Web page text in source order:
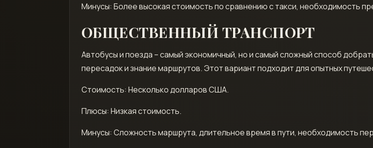
Минусы: Более высокая стоимость по сравнению с такси, необходимость
ОБЩЕСТВЕННЫЙ ТРАНСПОРТ
Автобусы и поезда – самый экономичный, но и самый сложный способ
пересадок и знание маршрутов. Этот вариант подходит для опытных
Стоимость: Несколько долларов США.
Плюсы: Низкая стоимость.
Минусы: Сложность маршрута, длительное время в пути, необходимость